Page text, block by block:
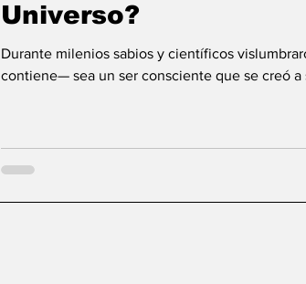
Universo?
Durante milenios sabios y científicos
contiene— sea un ser consciente que se creó a